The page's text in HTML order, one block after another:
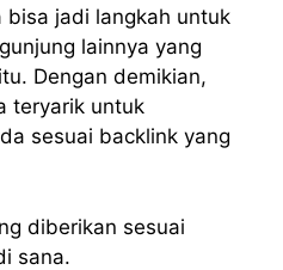
bisa jadi langkah untuk
lainnya yang
Dengan demikian,
teryarik untuk
sesuai backlink yang
diberikan sesuai
sana.